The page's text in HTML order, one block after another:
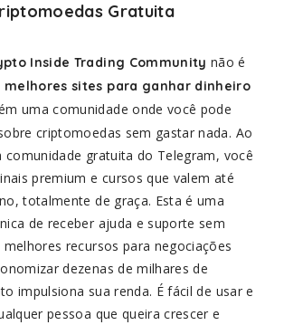
Gratuita
Inside Trading Community não é
melhores sites para ganhar dinheiro
uma comunidade onde você pode
criptomoedas sem gastar nada. Ao
comunidade gratuita do Telegram, você
premium e cursos que valem até
totalmente de graça. Esta é uma
de receber ajuda e suporte sem
recursos para negociações
dezenas de milhares de
impulsiona sua renda. É fácil de usar e
pessoa que queira crescer e